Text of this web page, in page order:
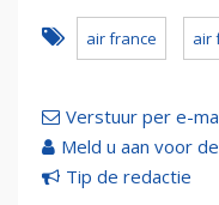
air france air
Verstuur per e-
Meld u aan voor
Tip de redactie